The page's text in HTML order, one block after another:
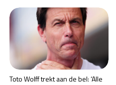
Toto Wolff trekt aan de bel: ‘Alle